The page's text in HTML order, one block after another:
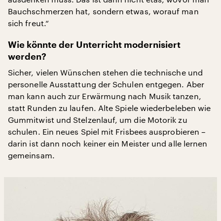
Bauchschmerzen hat, sondern etwas, worauf man
sich freut.“
Wie könnte der Unterricht modernisiert
werden?
Sicher, vielen Wünschen stehen die technische und
personelle Ausstattung der Schulen entgegen. Aber
man kann auch zur Erwärmung nach Musik tanzen,
statt Runden zu laufen. Alte Spiele wiederbeleben wie
Gummitwist und Stelzenlauf, um die Motorik zu
schulen. Ein neues Spiel mit Frisbees ausprobieren –
darin ist dann noch keiner ein Meister und alle lernen
gemeinsam.